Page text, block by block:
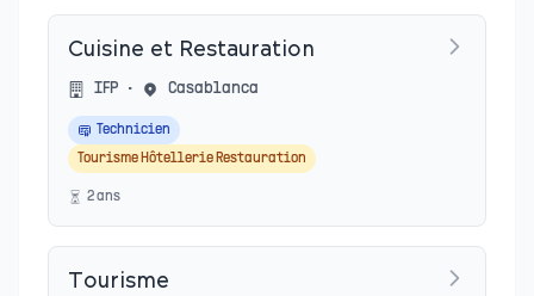
Cuisine et Restauration
IFP • Casablanca
Technicien
Tourisme Hôtellerie Restauration
2ans
Tourisme